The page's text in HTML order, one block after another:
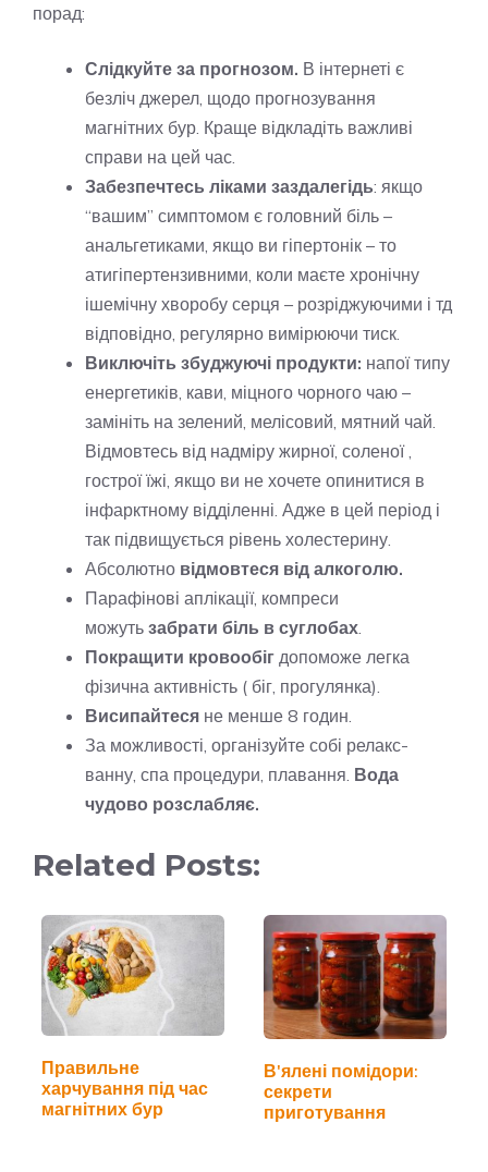
порад:
Слідкуйте за прогнозом. В інтернеті є
безліч джерел, щодо прогнозування
магнітних бур. Краще відкладіть важливі
справи на цей час.
Забезпечтесь ліками заздалегідь: якщо
“вашим” симптомом є головний біль –
анальгетиками, якщо ви гіпертонік – то
атигіпертензивними, коли маєте хронічну
ішемічну хворобу серця – розріджуючими і тд
відповідно, регулярно вимірюючи тиск.
Виключіть збуджуючі продукти: напої типу
енергетиків, кави, міцного чорного чаю –
замініть на зелений, мелісовий, мятний чай.
Відмовтесь від надміру жирної, соленої ,
гострої їжі, якщо ви не хочете опинитися в
інфарктному відділенні. Адже в цей період і
так підвищується рівень холестерину.
Абсолютно відмовтеся від алкоголю.
Парафінові аплікації, компреси
можуть забрати біль в суглобах
Покращити кровообіг допоможе легка
фізична активність ( біг, прогулянка).
Висипайтеся не менше 8 годин.
За можливості, організуйте собі релакс-
ванну, спа процедури, плавання. Вода
чудово розслабляє.
Related Posts:
Правильне
харчування під час
магнітних бур
В'ялені помідори:
секрети
приготування